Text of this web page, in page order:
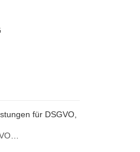
für DSGVO,
…